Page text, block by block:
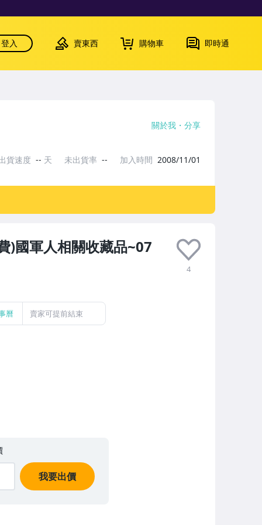
登入 賣東西 購物車 即時通
)國軍人相關收藏品~07
4
曆 賣家可提前結束
我要出價
關於我 分享
貨速度 -- 天 未出貨率 -- 加入時間 2008/11/01